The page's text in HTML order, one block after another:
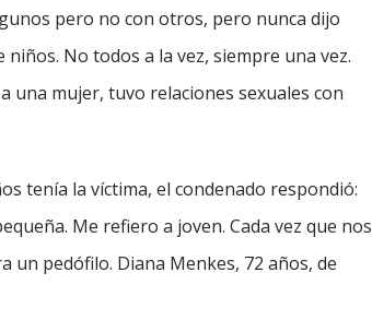
pero no con otros, pero nunca dijo
No todos a la vez, siempre una vez.
una mujer, tuvo relaciones sexuales con
tenía la víctima, el condenado respondió:
Me refiero a joven. Cada vez que nos
un pedófilo. Diana Menkes, 72 años, de